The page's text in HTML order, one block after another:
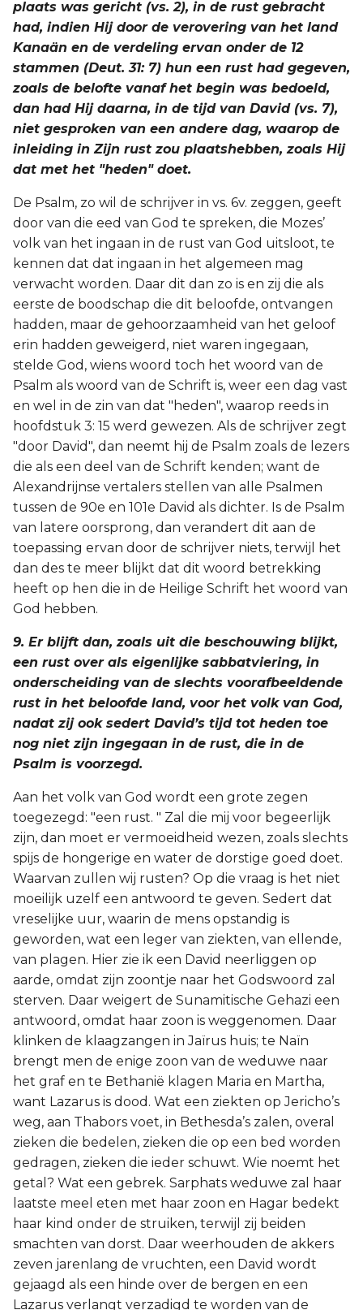
plaats was gericht (vs. 2), in de rust gebracht
had, indien Hij door de verovering van het land
Kanaän en de verdeling ervan onder de 12
stammen (Deut. 31: 7) hun een rust had gegeven,
zoals de belofte vanaf het begin was bedoeld,
dan had Hij daarna, in de tijd van David (vs. 7),
niet gesproken van een andere dag, waarop de
inleiding in Zijn rust zou plaatshebben, zoals Hij
dat met het "heden" doet.
De Psalm, zo wil de schrijver in vs. 6v. zeggen, geeft
door van die eed van God te spreken, die Mozes’
volk van het ingaan in de rust van God uitsloot, te
kennen dat dat ingaan in het algemeen mag
verwacht worden. Daar dit dan zo is en zij die als
eerste de boodschap die dit beloofde, ontvangen
hadden, maar de gehoorzaamheid van het geloof
erin hadden geweigerd, niet waren ingegaan,
stelde God, wiens woord toch het woord van de
Psalm als woord van de Schrift is, weer een dag vast
en wel in de zin van dat "heden", waarop reeds in
hoofdstuk 3: 15 werd gewezen. Als de schrijver zegt
"door David", dan neemt hij de Psalm zoals de lezers
die als een deel van de Schrift kenden; want de
Alexandrijnse vertalers stellen van alle Psalmen
tussen de 90e en 101e David als dichter. Is de Psalm
van latere oorsprong, dan verandert dit aan de
toepassing ervan door de schrijver niets, terwijl het
dan des te meer blijkt dat dit woord betrekking
heeft op hen die in de Heilige Schrift het woord van
God hebben.
9. Er blijft dan, zoals uit die beschouwing blijkt,
een rust over als eigenlijke sabbatviering, in
onderscheiding van de slechts voorafbeeldende
rust in het beloofde land, voor het volk van God,
nadat zij ook sedert David’s tijd tot heden toe
nog niet zijn ingegaan in de rust, die in de
Psalm is voorzegd.
Aan het volk van God wordt een grote zegen
toegezegd: "een rust. " Zal die mij voor begeerlijk
zijn, dan moet er vermoeidheid wezen, zoals slechts
spijs de hongerige en water de dorstige goed doet.
Waarvan zullen wij rusten? Op die vraag is het niet
moeilijk uzelf een antwoord te geven. Sedert dat
vreselijke uur, waarin de mens opstandig is
geworden, wat een leger van ziekten, van ellende,
van plagen. Hier zie ik een David neerliggen op
aarde, omdat zijn zoontje naar het Godswoord zal
sterven. Daar weigert de Sunamitische Gehazi een
antwoord, omdat haar zoon is weggenomen. Daar
klinken de klaagzangen in Jaïrus huis; te Naïn
brengt men de enige zoon van de weduwe naar
het graf en te Bethanië klagen Maria en Martha,
want Lazarus is dood. Wat een ziekten op Jericho’s
weg, aan Thabors voet, in Bethesda’s zalen, overal
zieken die bedelen, zieken die op een bed worden
gedragen, zieken die ieder schuwt. Wie noemt het
getal? Wat een gebrek. Sarphats weduwe zal haar
laatste meel eten met haar zoon en Hagar bedekt
haar kind onder de struiken, terwijl zij beiden
smachten van dorst. Daar weerhouden de akkers
zeven jarenlang de vruchten, een David wordt
gejaagd als een hinde over de bergen en een
Lazarus verlangt verzadigd te worden van de